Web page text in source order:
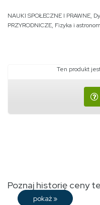
NAUKI SPOŁECZNE I PRAWNE,
PRZYRODNICZE, Fizyka i
Ten produkt
Poznaj historię ceny
pokaż »